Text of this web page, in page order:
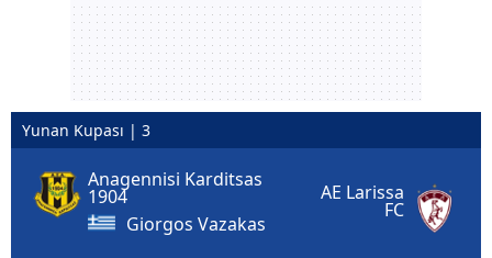
Yunan Kupası | 3
Anagennisi Karditsas
1904
Giorgos Vazakas
AE Larissa
FC